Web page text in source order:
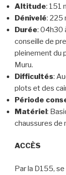
Altitude: 151
Dénivelé: 225
Durée: 04h30
conseille de
pleinement du
Muru.
Difficultés:
plots et des
Période
Matériel:
chaussures de
ACCÈS
Par la D155,